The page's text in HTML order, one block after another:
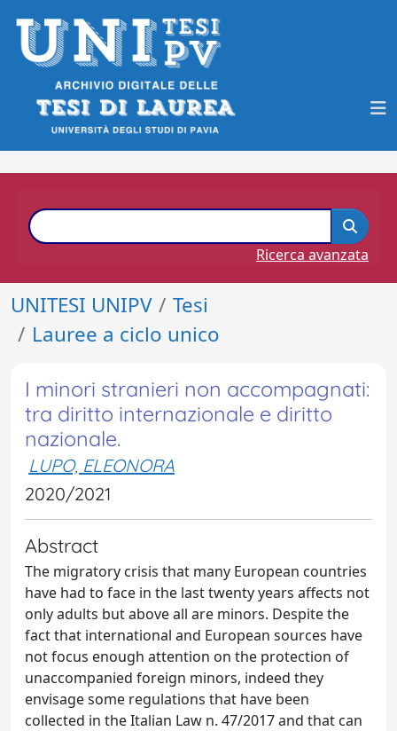
Ricerca avanzata
UNITESI UNIPV
Tesi
Lauree a ciclo unico
I minori stranieri non accompagnati:
tra diritto internazionale e diritto
nazionale.
LUPO, ELEONORA
2020/2021
Abstract
The migratory crisis that many European countries
have had to face in the last twenty years affects not
only adults but above all are minors. Despite the
fact that international and European sources have
not focus enough attention on the protection of
unaccompanied foreign minors, indeed they
envisage some regulations that have been
collected in the Italian Law n. 47/2017 and that can